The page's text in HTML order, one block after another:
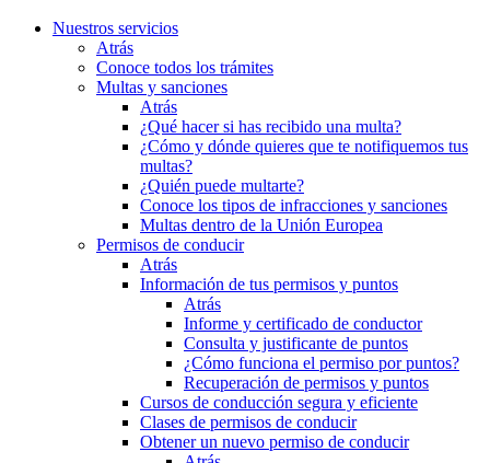
Nuestros servicios
Atrás
Conoce todos los trámites
Multas y sanciones
Atrás
¿Qué hacer si has recibido una multa?
¿Cómo y dónde quieres que te notifiquemos tus
multas?
¿Quién puede multarte?
Conoce los tipos de infracciones y sanciones
Multas dentro de la Unión Europea
Permisos de conducir
Atrás
Información de tus permisos y puntos
Atrás
Informe y certificado de conductor
Consulta y justificante de puntos
¿Cómo funciona el permiso por puntos?
Recuperación de permisos y puntos
Cursos de conducción segura y eficiente
Clases de permisos de conducir
Obtener un nuevo permiso de conducir